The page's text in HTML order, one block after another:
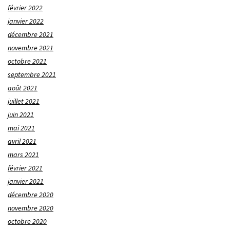
février 2022
janvier 2022
décembre 2021
novembre 2021
octobre 2021
septembre 2021
août 2021
juillet 2021
juin 2021
mai 2021
avril 2021
mars 2021
février 2021
janvier 2021
décembre 2020
novembre 2020
octobre 2020